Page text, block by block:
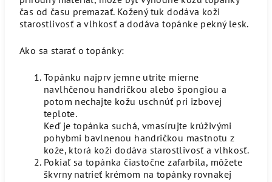
čas od času premazať. Kožený tuk dodáva koži
starostlivosť a vlhkosť a dodáva topánke pekný lesk.
Ako sa starať o topánky:
Topánku najprv jemne utrite mierne
navlhčenou handričkou alebo špongiou a
potom nechajte kožu uschnúť pri izbovej
teplote.
Keď je topánka suchá, vmasírujte krúživými
pohybmi bavlnenou handričkou mastnotu z
kože, ktorá koži dodáva starostlivosť a vlhkosť.
Pokiaľ sa topánka čiastočne zafarbila, môžete
škvrny natrieť krémom na topánky rovnakej